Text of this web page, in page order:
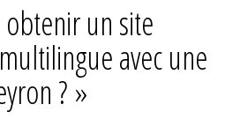
un site
avec une
? »